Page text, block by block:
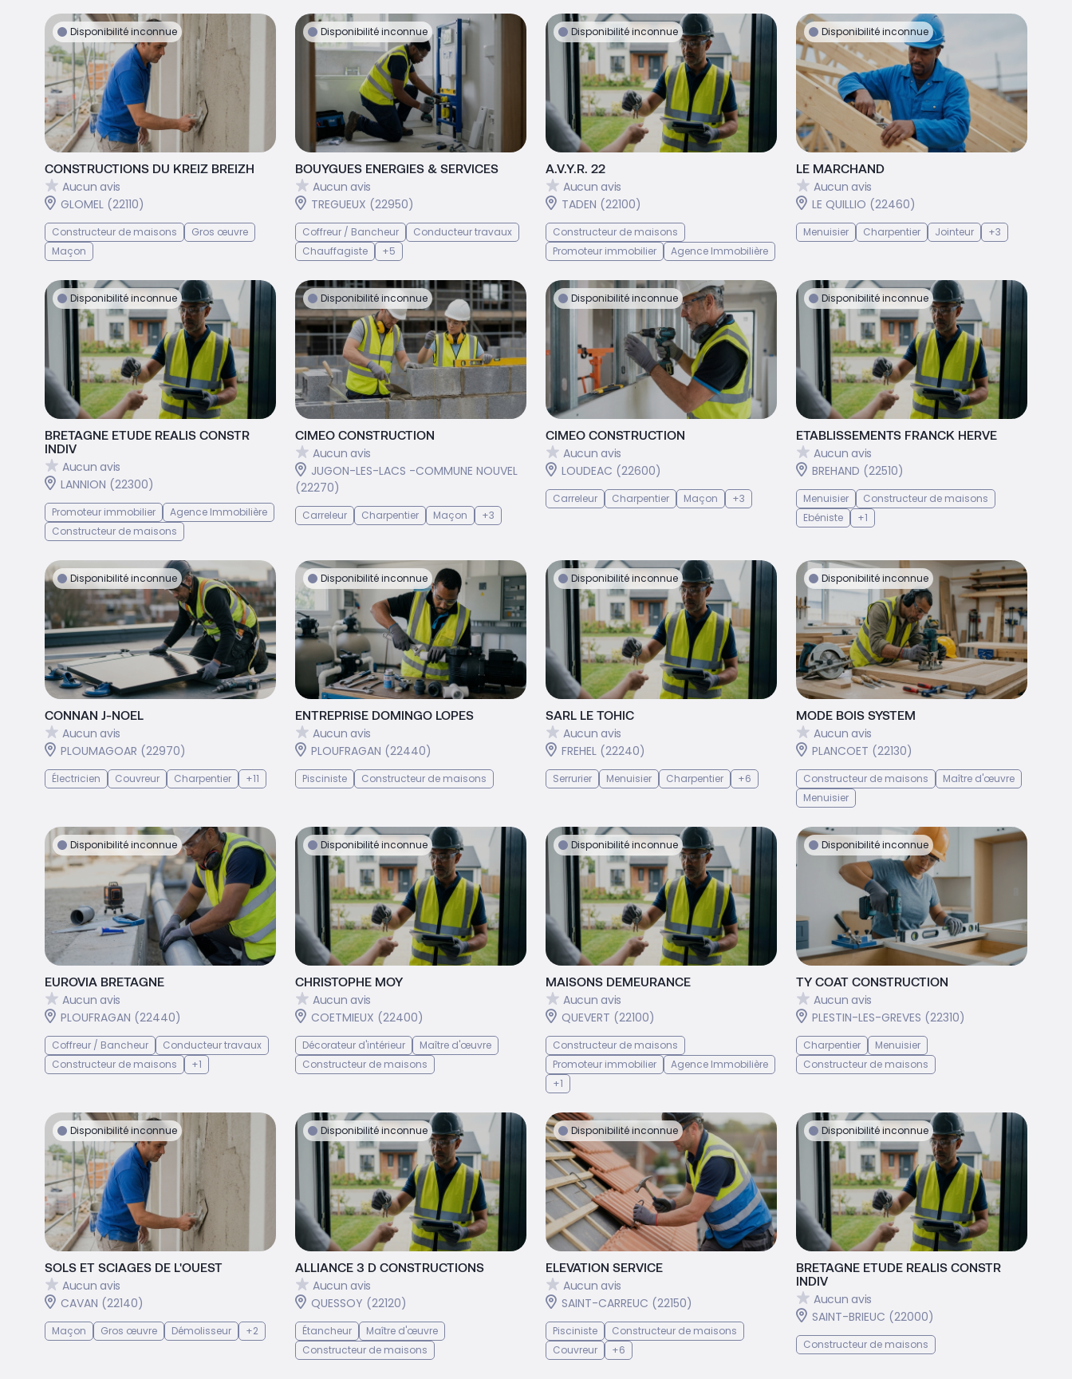
Disponibilité inconnue
CONSTRUCTIONS DU KREIZ BREIZH
Aucun avis
GLOMEL (22110)
Constructeur de maisons
Gros œuvre
Maçon
Disponibilité inconnue
BOUYGUES ENERGIES & SERVICES
Aucun avis
TREGUEUX (22950)
Coffreur / Bancheur
Conducteur travaux
Chauffagiste
+5
Disponibilité inconnue
A.V.Y.R. 22
Aucun avis
TADEN (22100)
Constructeur de maisons
Promoteur immobilier
Agence Immobilière
Disponibilité inconnue
LE MARCHAND
Aucun avis
LE QUILLIO (22460)
Menuisier Charpentier Jointeur +3
Disponibilité inconnue
BRETAGNE ETUDE REALIS CONSTR
INDIV
Aucun avis
LANNION (22300)
Promoteur immobilier
Agence Immobilière
Constructeur de maisons
Disponibilité inconnue
CIMEO CONSTRUCTION
Aucun avis
JUGON-LES-LACS -COMMUNE NOUVEL
(22270)
Carreleur Charpentier Maçon +3
Disponibilité inconnue
CIMEO CONSTRUCTION
Aucun avis
LOUDEAC (22600)
Carreleur Charpentier Maçon +3
Disponibilité inconnue
ETABLISSEMENTS FRANCK HERVE
Aucun avis
BREHAND (22510)
Menuisier
Constructeur de maisons
Ebéniste
+1
Disponibilité inconnue
CONNAN J-NOEL
Aucun avis
PLOUMAGOAR (22970)
Électricien Couvreur Charpentier +11
Disponibilité inconnue
ENTREPRISE DOMINGO LOPES
Aucun avis
PLOUFRAGAN (22440)
Pisciniste Constructeur de maisons
Disponibilité inconnue
SARL LE TOHIC
Aucun avis
FREHEL (22240)
Serrurier Menuisier Charpentier +6
Disponibilité inconnue
MODE BOIS SYSTEM
Aucun avis
PLANCOET (22130)
Constructeur de maisons
Maître d'œuvre
Menuisier
Disponibilité inconnue
EUROVIA BRETAGNE
Aucun avis
PLOUFRAGAN (22440)
Coffreur / Bancheur
Conducteur travaux
Constructeur de maisons
+1
Disponibilité inconnue
CHRISTOPHE MOY
Aucun avis
COETMIEUX (22400)
Décorateur d'intérieur
Maître d'œuvre
Constructeur de maisons
Disponibilité inconnue
MAISONS DEMEURANCE
Aucun avis
QUEVERT (22100)
Constructeur de maisons
Promoteur immobilier
Agence Immobilière
+1
Disponibilité inconnue
TY COAT CONSTRUCTION
Aucun avis
PLESTIN-LES-GREVES (22310)
Charpentier
Menuisier
Constructeur de maisons
Disponibilité inconnue
SOLS ET SCIAGES DE L'OUEST
Aucun avis
CAVAN (22140)
Maçon Gros œuvre Démolisseur +2
Disponibilité inconnue
ALLIANCE 3 D CONSTRUCTIONS
Aucun avis
QUESSOY (22120)
Étancheur
Maître d'œuvre
Constructeur de maisons
Disponibilité inconnue
ELEVATION SERVICE
Aucun avis
SAINT-CARREUC (22150)
Pisciniste
Constructeur de maisons
Couvreur
+6
Disponibilité inconnue
BRETAGNE ETUDE REALIS CONSTR
INDIV
Aucun avis
SAINT-BRIEUC (22000)
Constructeur de maisons